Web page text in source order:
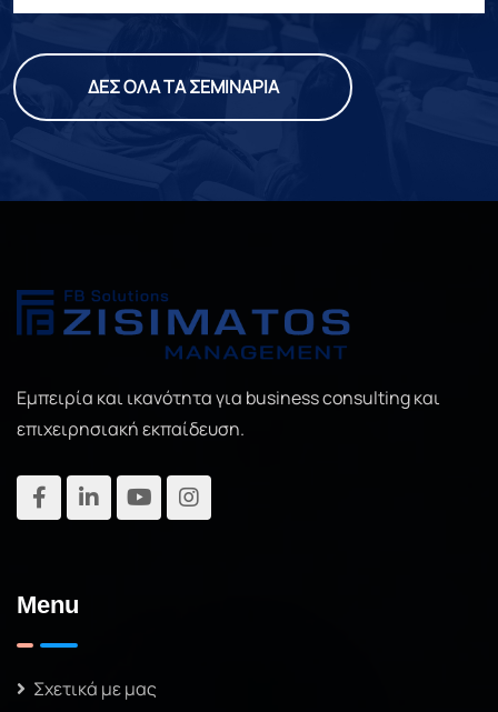
ΔΕΣ ΟΛΑ ΤΑ ΣΕΜΙΝΑΡΙΑ
Εμπειρία και ικανότητα για business consulting και
επιχειρησιακή εκπαίδευση.
Menu
Σχετικά με μας